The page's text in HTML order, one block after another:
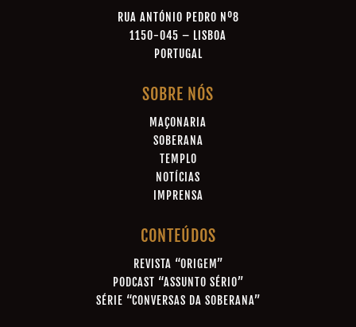
RUA ANTÓNIO PEDRO Nº8
1150-045 – LISBOA
PORTUGAL
SOBRE NÓS
MAÇONARIA
SOBERANA
TEMPLO
NOTÍCIAS
IMPRENSA
CONTEÚDOS
REVISTA “ORIGEM”
PODCAST “ASSUNTO SÉRIO”
SÉRIE “CONVERSAS DA SOBERANA”